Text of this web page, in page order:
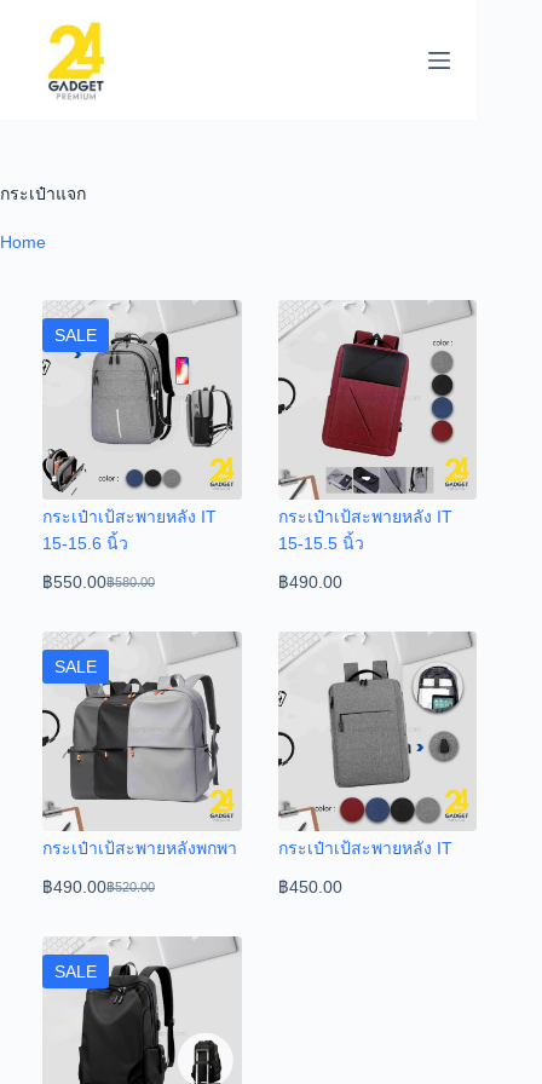
กระเป๋าแจก
Home
SALE
กระเป๋าเป้สะพายหลัง IT
15-15.6 นิ้ว
฿580.00
฿550.00
กระเป๋าเป้สะพายหลัง IT
15-15.5 นิ้ว
฿490.00
SALE
กระเป๋าเป้สะพายหลังพกพา
฿520.00
฿490.00
กระเป๋าเป้สะพายหลัง IT
฿450.00
SALE